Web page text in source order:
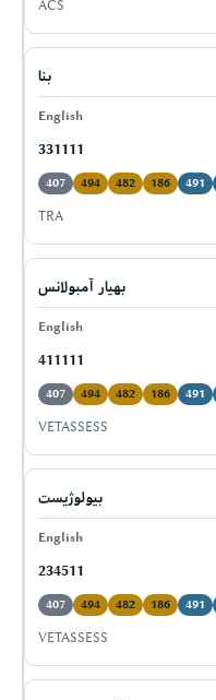
ACS
بنا
331111
491
186
482
494
407
TRA
بهیار آمبولانس
411111
491
186
482
494
407
VETASSESS
بیولوژیست
234511
491
186
482
494
407
VETASSESS